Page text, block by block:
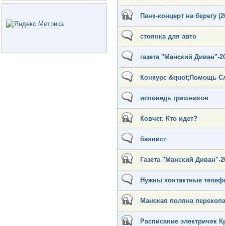
Панк-концерт на берегу
стоянка для авто
газета "Манский Диван"-
Конкурс &quot;Помощь
исповедь грешников
Ковчег. Кто идет?
баянист
Газета "Манский Диван"-
Нужны контактные
Манская поляна
Расписание электричек